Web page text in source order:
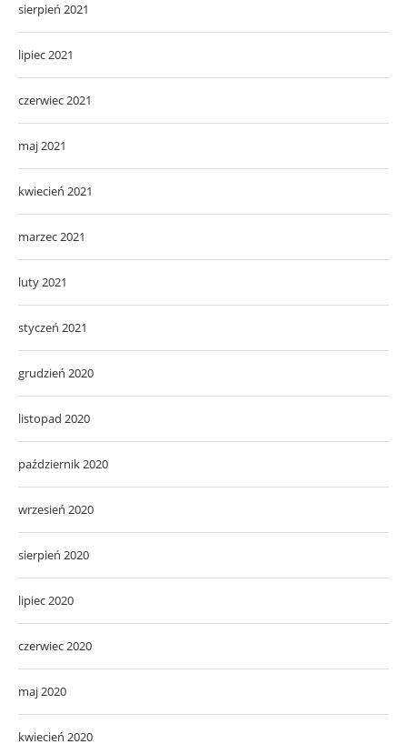
sierpień 2021
lipiec 2021
czerwiec 2021
maj 2021
kwiecień 2021
marzec 2021
luty 2021
styczeń 2021
grudzień 2020
listopad 2020
październik 2020
wrzesień 2020
sierpień 2020
lipiec 2020
czerwiec 2020
maj 2020
kwiecień 2020